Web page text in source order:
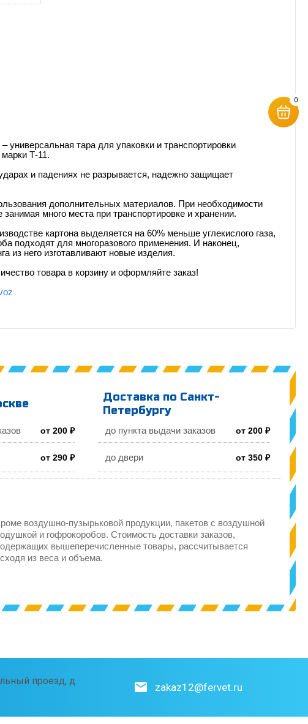
– универсальная тара для упаковки и транспортировки
Т-11.
и падениях не разрывается, надежно защищает
дополнительных материалов. При необходимости
много места при транспортировке и хранении.
картона выделяется на 60% меньше углекислого газа,
подходят для многоразового применения. И наконец,
из него изготавливают новые изделия.
товара в корзину и оформляйте заказ!
от 200 ₽
от 290 ₽
Доставка по Санкт-
Петербургу
до пункта выдачи заказов от 200 ₽
до двери от 350 ₽
воздушно-пузырьковой продукции, пакетов с воздушной
и гофрокоробов. Стоимость доставки заказов,
вышеперечисленные товары, рассчитывается
из веса и объема.
проезд, д.
zakaz12@fervet.ru
0